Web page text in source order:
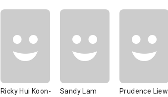
Ricky Hui Koon-
Sandy Lam Prudence Liew